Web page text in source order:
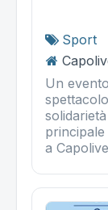
Sport
Un
a